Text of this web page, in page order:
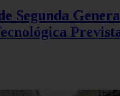
Segunda